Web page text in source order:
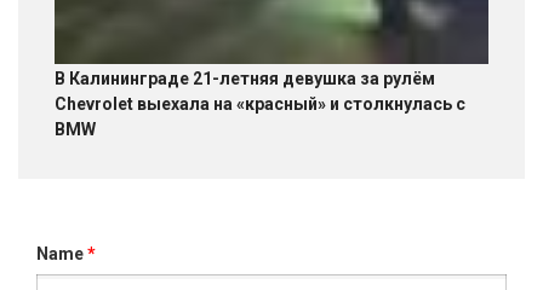
В Калининграде 21-летняя девушка за рулём
Chevrolet выехала на «красный» и столкнулась с
BMW
Name*